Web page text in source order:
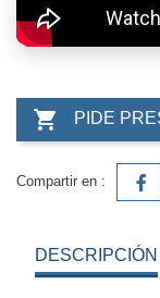
 PIDE
Compartir en :
DESCRIPCIÓN